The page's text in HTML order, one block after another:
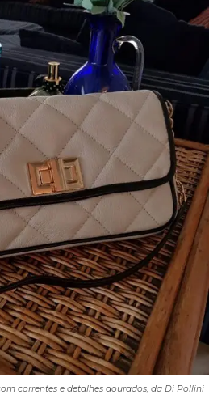
correntes e detalhes dourados, da Di Pollini